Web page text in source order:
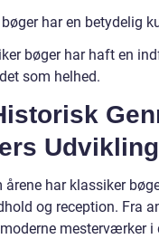
har en betydelig
bøger har haft en
som helhed.
Udvikling
årene har klassiker
og reception. Fra
mesterværker i